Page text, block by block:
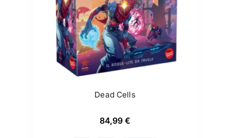
Dead Cells
84,99 €